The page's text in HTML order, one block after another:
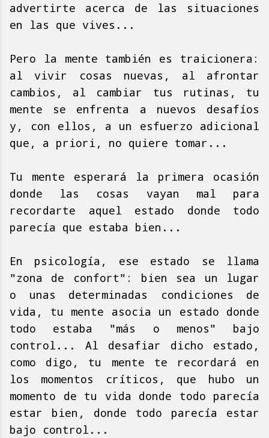
advertirte acerca de las situaciones
en las que vives...
Pero la mente también es traicionera:
al vivir cosas nuevas, al afrontar
cambios, al cambiar tus rutinas, tu
mente se enfrenta a nuevos desafíos
y, con ellos, a un esfuerzo adicional
que, a priori, no quiere tomar...
Tu mente esperará la primera ocasión
donde las cosas vayan mal para
recordarte aquel estado donde todo
parecía que estaba bien...
En psicología, ese estado se llama
"zona de confort": bien sea un lugar
o unas determinadas condiciones de
vida, tu mente asocia un estado donde
todo estaba "más o menos" bajo
control... Al desafiar dicho estado,
como digo, tu mente te recordará en
los momentos críticos, que hubo un
momento de tu vida donde todo parecía
estar bien, donde todo parecía estar
bajo control...